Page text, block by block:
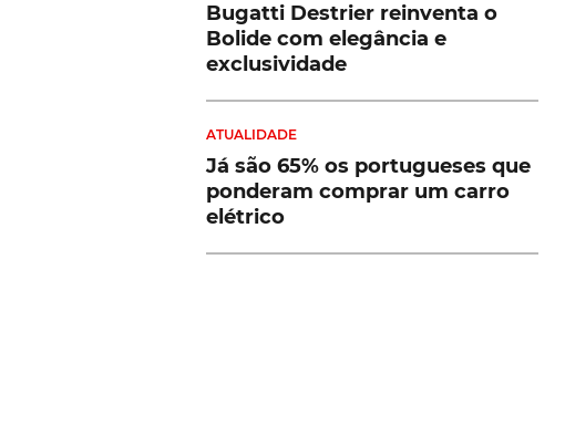
Bugatti Destrier reinventa o
Bolide com elegância e
exclusividade
ATUALIDADE
Já são 65% os portugueses que
ponderam comprar um carro
elétrico